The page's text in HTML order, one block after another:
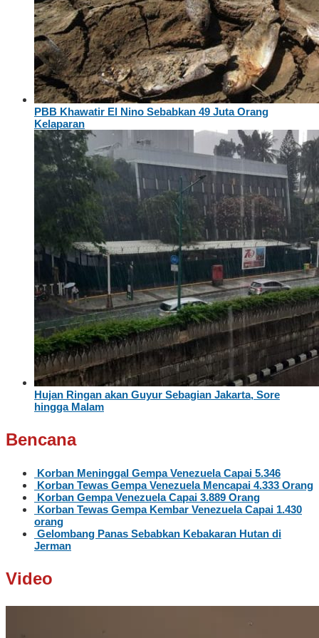
PBB Khawatir El Nino Sebabkan 49 Juta Orang
Kelaparan
Hujan Ringan akan Guyur Sebagian Jakarta, Sore
hingga Malam
Bencana
Korban Meninggal Gempa Venezuela Capai 5.346
Korban Tewas Gempa Venezuela Mencapai 4.333 Orang
Korban Gempa Venezuela Capai 3.889 Orang
Korban Tewas Gempa Kembar Venezuela Capai 1.430
orang
Gelombang Panas Sebabkan Kebakaran Hutan di
Jerman
Video